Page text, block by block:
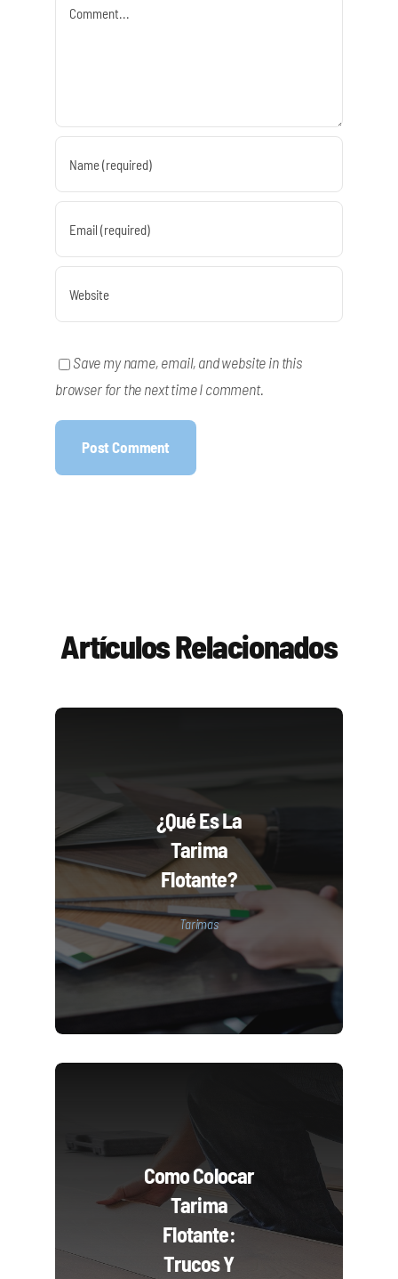
Comment
Save my name, email, and website in this
browser for the next time I comment.
Artículos Relacionados
¿Qué Es La
Tarima
Flotante?
Tarimas
Como Colocar
Tarima
Flotante:
Trucos Y